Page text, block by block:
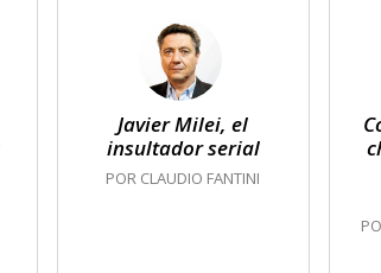
Javier Milei, el
insultador serial
POR CLAUDIO FANTINI